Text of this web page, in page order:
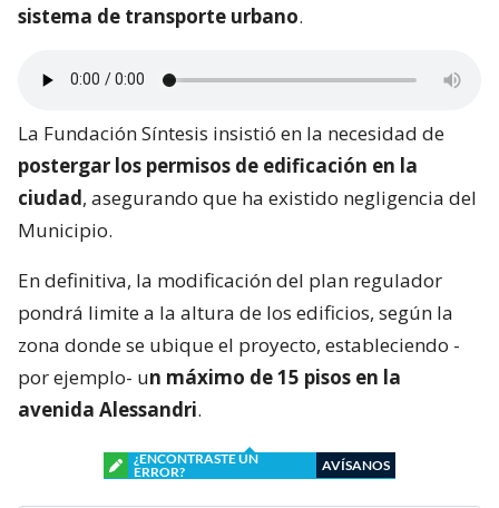
sistema de transporte urbano.
La Fundación Síntesis insistió en la necesidad de
postergar los permisos de edificación en la
ciudad, asegurando que ha existido negligencia del
Municipio.
En definitiva, la modificación del plan regulador
pondrá limite a la altura de los edificios, según la
zona donde se ubique el proyecto, estableciendo -
por ejemplo- un máximo de 15 pisos en la
avenida Alessandri.
¿ENCONTRASTE UN
ERROR?
AVÍSANOS